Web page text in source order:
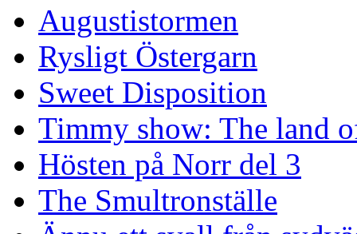
Augustistormen
Rysligt Östergarn
Sweet Disposition
Timmy show: The land
Hösten på Norr del 3
The Smultronställe